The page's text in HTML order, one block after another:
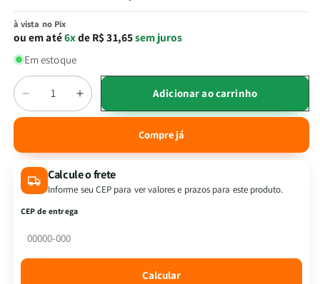
à vista no Pix
ou em até6xde R$ 31,65sem juros
Em estoque
Quantidade
Diminuir
a
Kit
10
livros
de
Aumentar
a
quantidade
Kit
10
livros
Adicionar ao carrinho
Compre já
Calcule o frete
Informe seu CEP para ver valores e prazos para este produto.
CEP de entrega
Calcular